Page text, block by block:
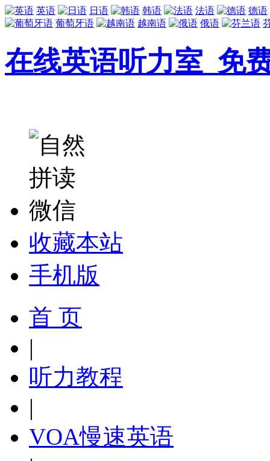
英语 日语 韩语 法语
德语
葡萄牙语
越南语 俄语
在线英语听力室_免
收藏本站
手机版
首 页
|
听力教程
|
VOA慢速英语